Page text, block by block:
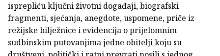
isprepliću ključni životni događaji, biografski
fragmenti, sjećanja, anegdote, uspomene, priče iz
režijske bilježnice i evidencija o prijelomnim
sudbinskim putovanjima jedne obitelji koju su